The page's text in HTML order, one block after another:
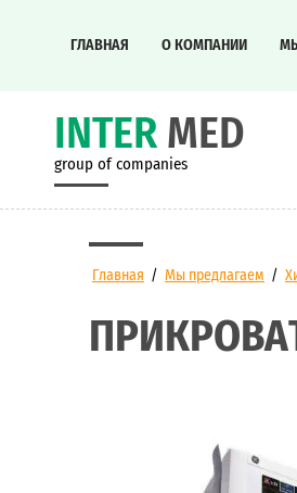
ГЛАВНАЯ О КОМПАНИИ
INTERMED
group of companies
Главная / Мы предлагаем /